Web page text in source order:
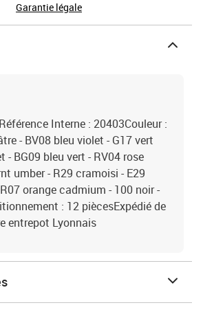
Garantie légale
Interne : 20403Couleur :
- BV08 bleu violet - G17 vert
- BG09 bleu vert - RV04 rose
umber - R29 cramoisi - E29
orange cadmium - 100 noir -
: 12 piècesExpédié de
entrepot Lyonnais